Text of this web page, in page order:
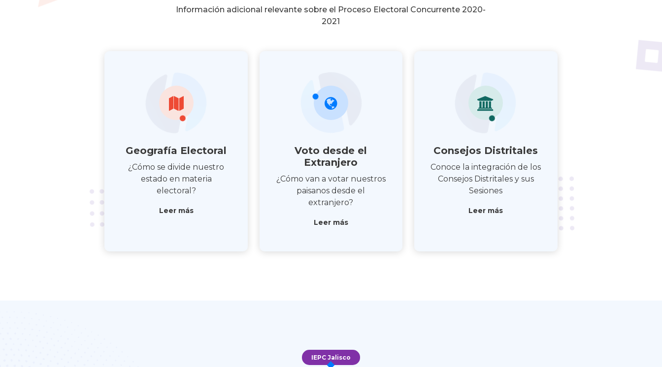
Información adicional relevante sobre el Proceso Electoral Concurrente 2020-
2021
Geografía Electoral
¿Cómo se divide nuestro
estado en materia
electoral?
Leer más
Voto desde el
Extranjero
¿Cómo van a votar nuestros
paisanos desde el
extranjero?
Leer más
Consejos Distritales
Conoce la integración de los
Consejos Distritales y sus
Sesiones
Leer más
IEPC Jalisco